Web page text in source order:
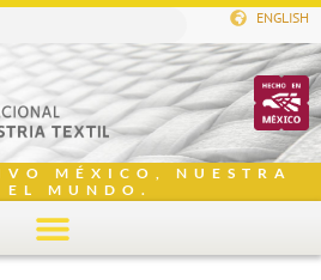
ENGLISH
MÉXICO, NUESTRA
EL MUNDO.